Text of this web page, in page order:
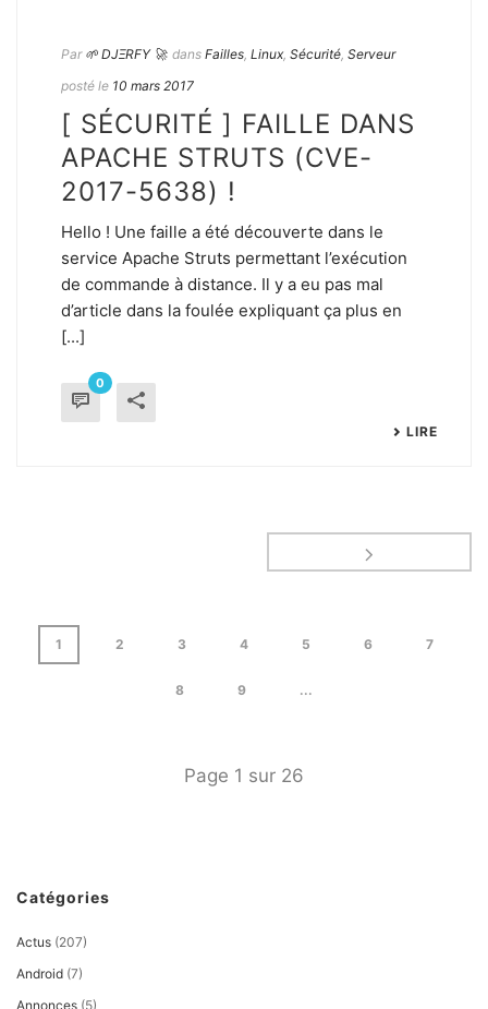
Par 🌱 DJΞRFY 🚀 dans Failles, Linux, Sécurité, Serveur
posté le 10 mars 2017
[ SÉCURITÉ ] FAILLE DANS
APACHE STRUTS (CVE-
2017-5638) !
Hello ! Une faille a été découverte dans le
service Apache Struts permettant l’exécution
de commande à distance. Il y a eu pas mal
d’article dans la foulée expliquant ça plus en
[...]
0
LIRE
1 2 3 4 5 6 7
8 9 ...
Page 1 sur 26
Catégories
Actus (207)
Android (7)
Annonces (5)